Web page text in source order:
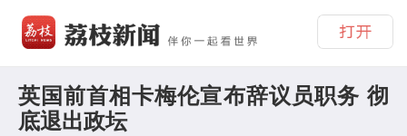
英国前首相卡梅伦宣布辞议员职务 彻
底退出政坛